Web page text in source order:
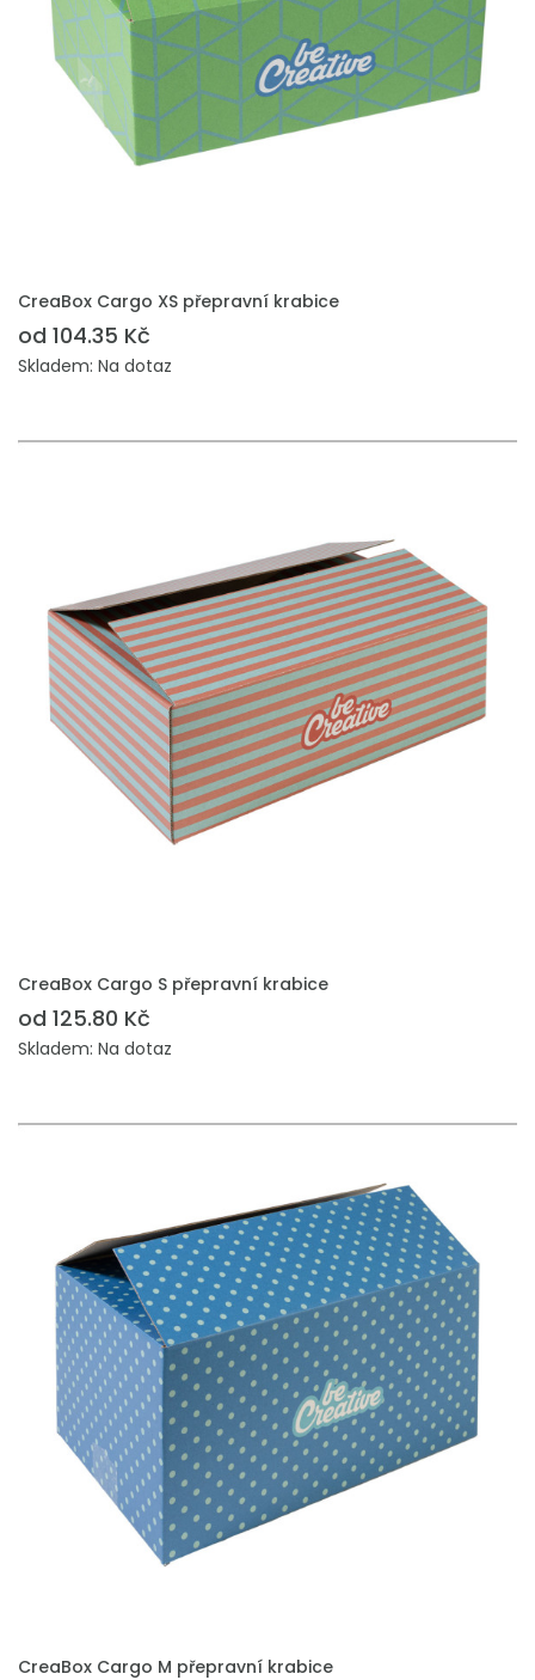
CreaBox Cargo XS přepravní krabice
od 104.35 Kč
Skladem: Na dotaz
CreaBox Cargo S přepravní krabice
od 125.80 Kč
Skladem: Na dotaz
CreaBox Cargo M přepravní krabice